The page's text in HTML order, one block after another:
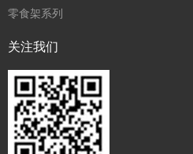
零食架系列
关注我们